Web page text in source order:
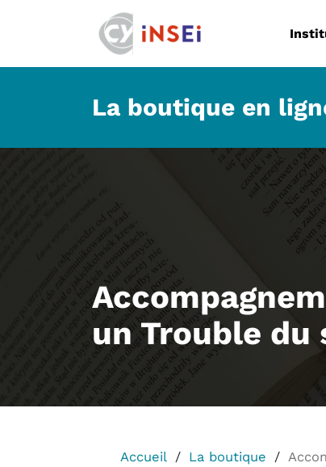
La boutique en
un Trouble du
Accueil La boutique